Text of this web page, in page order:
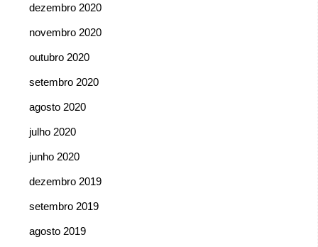
dezembro 2020
novembro 2020
outubro 2020
setembro 2020
agosto 2020
julho 2020
junho 2020
dezembro 2019
setembro 2019
agosto 2019